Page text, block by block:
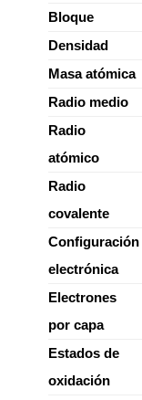
Bloque
Densidad
Masa atómica
Radio medio
Radio
atómico
Radio
covalente
Configuración
electrónica
Electrones
por capa
Estados de
oxidación